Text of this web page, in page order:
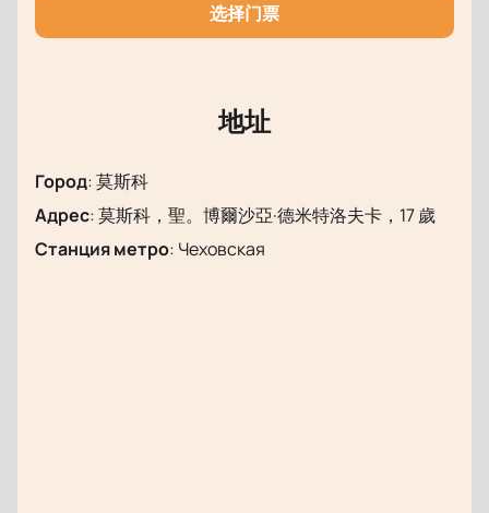
在线购票即可购买在斯坦尼斯拉夫斯基剧院上演的芭蕾
导演：鲍里斯·艾夫曼
选择门票
地址
Город:莫斯科
Адрес:莫斯科，聖。博爾沙亞·德米特洛夫卡，17 歲
Станция метро: Чеховская